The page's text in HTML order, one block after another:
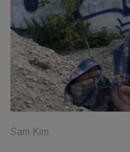
Sam Kim